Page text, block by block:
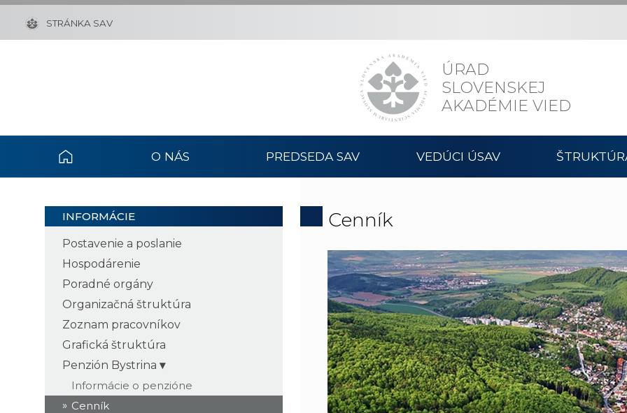
ÚRAD
SLOVENSKEJ
AKADÉMIE VIED
STRÁNKA SAV
O NÁS PREDSEDA SAV VEDÚCI ÚSAV
INFORMÁCIE
Postavenie a poslanie
Hospodárenie
Poradné orgány
Organizačná štruktúra
Zoznam pracovníkov
Grafická štruktúra
Penzión Bystrina
Informácie o penzióne
Cenník
Cenník